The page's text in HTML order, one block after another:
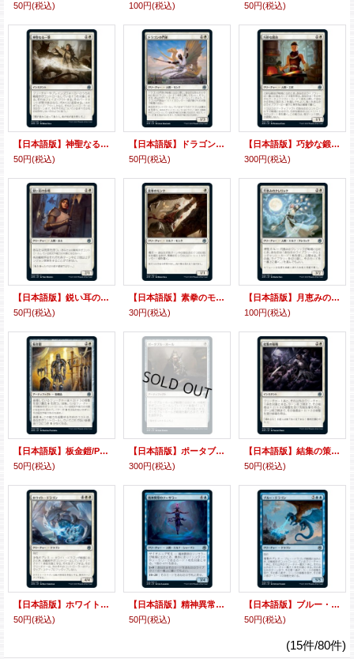
50円(税込)
100円(税込)
50円(税込)
【日本語版】神聖なる一撃/Divine Smite
50円(税込)
【日本語版】ドラゴンの門弟/Dragon's Disciple
50円(税込)
【日本語版】巧妙な鍛冶/Ingenious Smith
300円(税込)
【日本語版】鋭い耳の歩哨/Keen-Eared Sentry
50円(税込)
【日本語版】素拳のモンク/Monk of the Open Hand
30円(税込)
【日本語版】月恵みのクレリック/Moon-Blessed Cleric
100円(税込)
【日本語版】板金鎧/Plate Armor
50円(税込)
【日本語版】ポータブル・ホール/Portable Hole
300円(税込)
【日本語版】結集の策略/Rally Maneuver
50円(税込)
【日本語版】ホワイト・ドラゴン/White Dragon
50円(税込)
【日本語版】精神異常のソーサラー/Aberrant Mind Sorcerer
50円(税込)
【日本語版】ブルー・ドラゴン/Blue Dragon
50円(税込)
(15件/80件)